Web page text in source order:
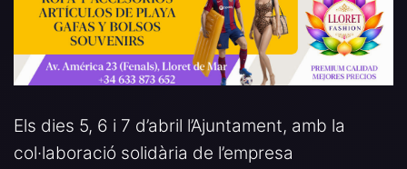
Els dies 5, 6 i 7 d’abril l’Ajuntament, amb la
col·laboració solidària de l’empresa